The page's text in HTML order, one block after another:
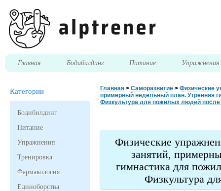
Главная Бодибилдинг Питание Упражнения
Категории
Бодибилдинг
Питание
Упражнения
Тренировка
Фармакология
Единоборства
Главная> Саморазвитие> Физические
примерный недельный план. Утренняя
Физкультура для пожилых людей после
Физические
занятий,
гимнастика для
Физкультура